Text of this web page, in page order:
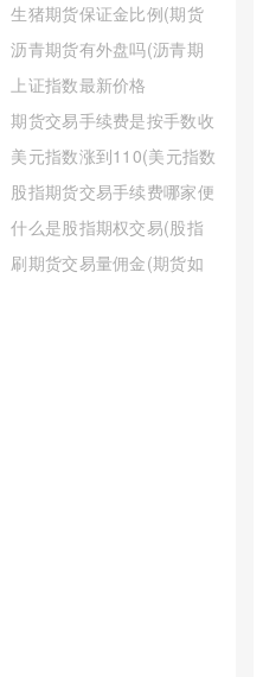
生猪期货保证金比例(期货
保证金比例如何降低)
沥青期货有外盘吗(沥青期
货有夜盘吗)
上证指数最新价格
605488(上证指数今天
009548)
期货交易手续费是按手数收
取的吗(期货的手续费是怎
么收取的)
美元指数涨到110(美元指数
涨到100说明什么)
股指期货交易手续费哪家便
宜(股指期货手续费)
什么是股指期权交易(股指
期权交易入门知识)
刷期货交易量佣金(期货如